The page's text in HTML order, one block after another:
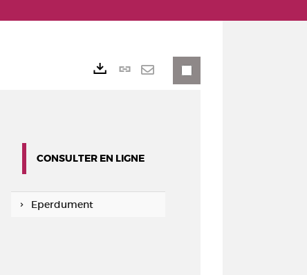
Lien
CONSULTER EN LIGNE
Eperdument